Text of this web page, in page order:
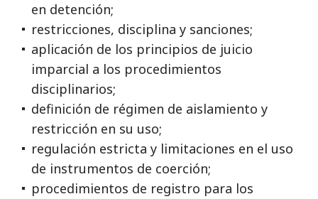
en detención;
restricciones, disciplina y sanciones;
aplicación de los principios de juicio
imparcial a los procedimientos
disciplinarios;
definición de régimen de aislamiento y
restricción en su uso;
regulación estricta y limitaciones en el uso
de instrumentos de coerción;
procedimientos de registro para los